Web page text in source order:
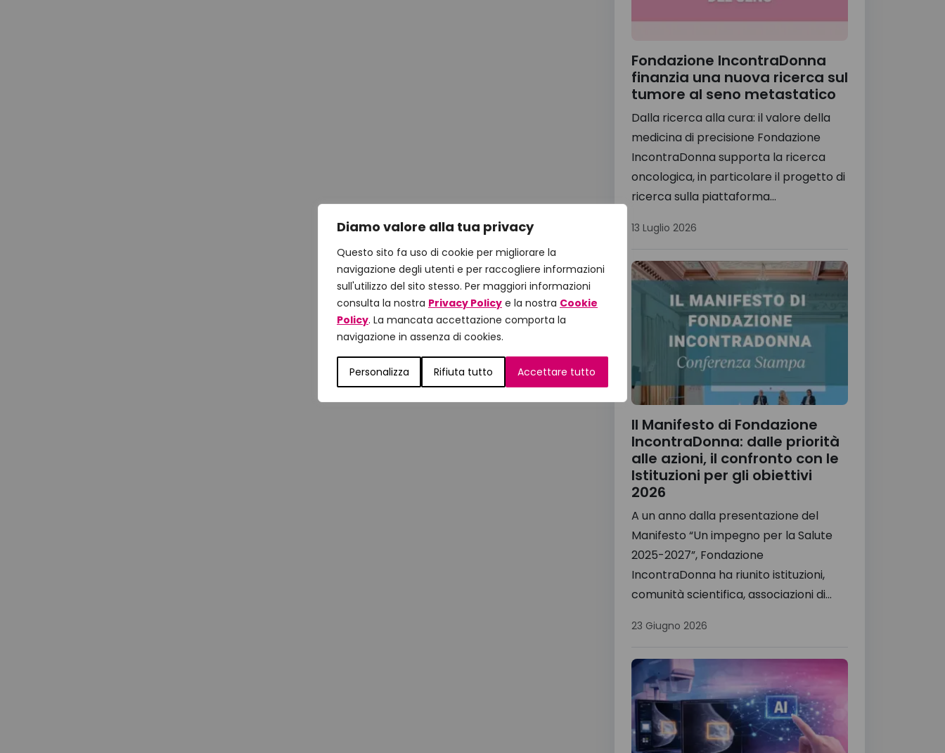
Diamo valore alla tua privacy
Questo sito fa uso di cookie per migliorare la
navigazione degli utenti e per raccogliere informazioni
sull'utilizzo del sito stesso. Per maggiori informazioni
consulta la nostra Privacy Policy e la nostra Cookie
Policy. La mancata accettazione comporta la
navigazione in assenza di cookies.
Personalizza Rifiuta tutto Accettare tutto
Fondazione IncontraDonna
finanzia una nuova ricerca sul
tumore al seno metastatico
Dalla ricerca alla cura: il valore della
medicina di precisione Fondazione
IncontraDonna supporta la ricerca
oncologica, in particolare il progetto di
ricerca sulla piattaforma...
13 Luglio 2026
Il Manifesto di Fondazione
IncontraDonna: dalle priorità
alle azioni, il confronto con le
Istituzioni per gli obiettivi
2026
A un anno dalla presentazione del
Manifesto “Un impegno per la Salute
2025-2027”, Fondazione
IncontraDonna ha riunito istituzioni,
comunità scientifica, associazioni di...
23 Giugno 2026